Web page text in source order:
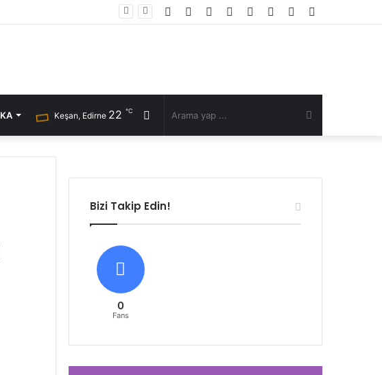
için iki önemli talep
Rastgele
Kayıt
RSS
Instagram
YouTube
Twitter
Facebook
Arama
Rastgele
Keşan, Edirne 22 ℃
Bizi Takip Edin!
0
Fans